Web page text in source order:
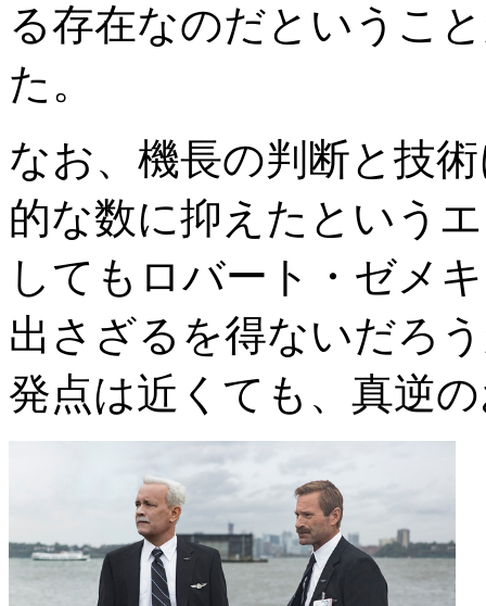
る存在なのだというこ
た。
なお、機長の判断と技
的な数に抑えたという
してもロバート・ゼメ
出さざるを得ないだろ
発点は近くても、真逆